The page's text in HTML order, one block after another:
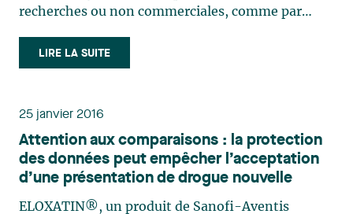
recherches ou non commerciales, comme par
à obtenir une approbation réglementaire pour un
produit médicinal. Le Canada ne fait pas
LIRE LA SUITE
25 janvier 2016
Attention aux comparaisons : la protection
des données peut empêcher l’acceptation
d’une présentation de drogue nouvelle
ELOXATIN®, un produit de Sanofi-Aventis